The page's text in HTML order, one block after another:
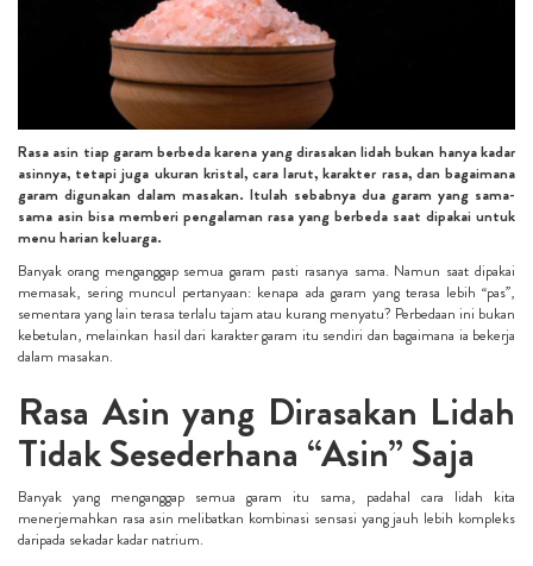
Rasa asin tiap garam berbeda karena yang dirasakan lidah bukan hanya kadar
asinnya, tetapi juga ukuran kristal, cara larut, karakter rasa, dan bagaimana
garam digunakan dalam masakan. Itulah sebabnya dua garam yang sama-
sama asin bisa memberi pengalaman rasa yang berbeda saat dipakai untuk
menu harian keluarga.
Banyak orang menganggap semua garam pasti rasanya sama. Namun saat dipakai
memasak, sering muncul pertanyaan: kenapa ada garam yang terasa lebih “pas”,
sementara yang lain terasa terlalu tajam atau kurang menyatu? Perbedaan ini bukan
kebetulan, melainkan hasil dari karakter garam itu sendiri dan bagaimana ia bekerja
dalam masakan.
Rasa Asin yang Dirasakan Lidah
Tidak Sesederhana “Asin” Saja
Banyak yang menganggap semua garam itu sama, padahal cara lidah kita
menerjemahkan rasa asin melibatkan kombinasi sensasi yang jauh lebih kompleks
daripada sekadar kadar natrium.